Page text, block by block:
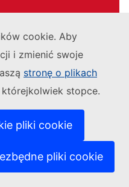
cookie. Aby
i zmienić swoje
stronę o plikach
stopce.
pliki cookie
pliki cookie